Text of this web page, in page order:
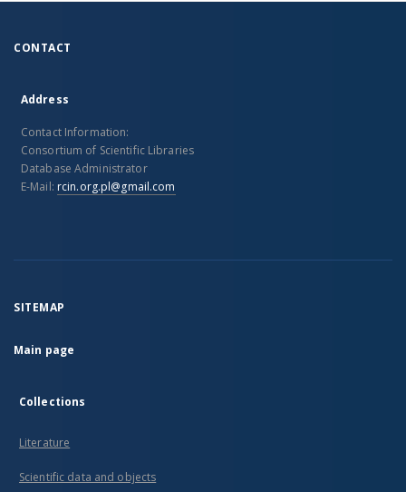
CONTACT
Address
Contact Information:
Consortium of Scientific Libraries
Database Administrator
E-Mail: rcin.org.pl@gmail.com
SITEMAP
Main page
Collections
Literature
Scientific data and objects